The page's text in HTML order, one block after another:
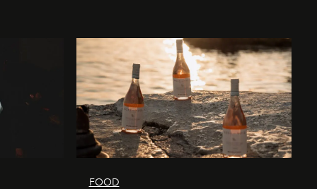
FOOD